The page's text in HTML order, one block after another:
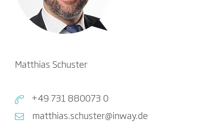
Matthias Schuster
+49 731 880073 0
matthias.schuster@inway.de